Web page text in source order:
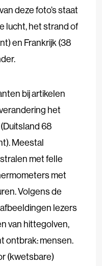
deze foto’s staat
lucht, het strand of
en Frankrijk (38
bij artikelen
het
(Duitsland 68
Meestal
met felle
met
Volgens de
lezers
van hittegolven,
ontbrak: mensen.
(kwetsbare)